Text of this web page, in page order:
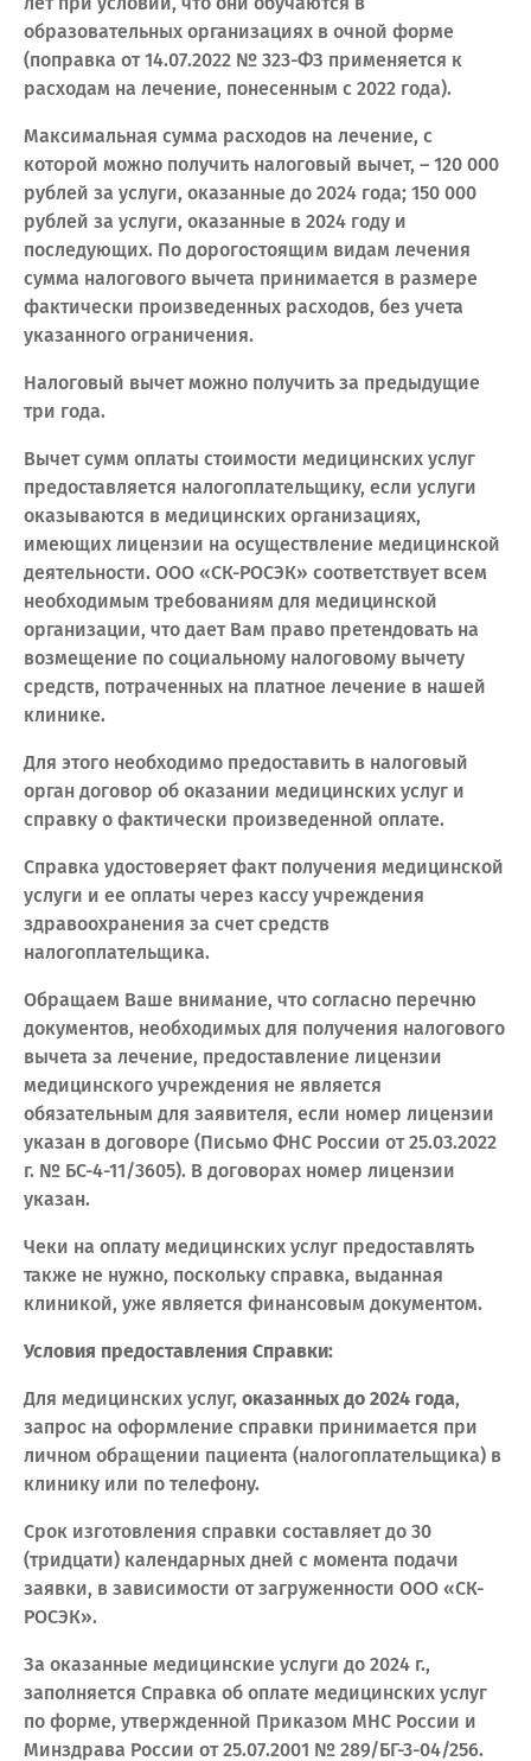
образовательных организациях в очной форме
(поправка от 14.07.2022 № 323-ФЗ применяется к
расходам на лечение, понесенным с 2022 года).
Максимальная сумма расходов на лечение, с
которой можно получить налоговый вычет, – 120 000
рублей за услуги, оказанные до 2024 года; 150 000
рублей за услуги, оказанные в 2024 году и
последующих. По дорогостоящим видам лечения
сумма налогового вычета принимается в размере
фактически произведенных расходов, без учета
указанного ограничения.
Налоговый вычет можно получить за предыдущие
три года.
Вычет сумм оплаты стоимости медицинских услуг
предоставляется налогоплательщику, если услуги
оказываются в медицинских организациях,
имеющих лицензии на осуществление медицинской
деятельности. ООО «СК-РОСЭК» соответствует всем
необходимым требованиям для медицинской
организации, что дает Вам право претендовать на
возмещение по социальному налоговому вычету
средств, потраченных на платное лечение в нашей
клинике.
Для этого необходимо предоставить в налоговый
орган договор об оказании медицинских услуг и
справку о фактически произведенной оплате.
Справка удостоверяет факт получения медицинской
услуги и ее оплаты через кассу учреждения
здравоохранения за счет средств
налогоплательщика.
Обращаем Ваше внимание, что согласно перечню
документов, необходимых для получения налогового
вычета за лечение, предоставление лицензии
медицинского учреждения не является
обязательным для заявителя, если номер лицензии
указан в договоре (Письмо ФНС России от 25.03.2022
г. № БС-4-11/3605). В договорах номер лицензии
указан.
Чеки на оплату медицинских услуг предоставлять
также не нужно, поскольку справка, выданная
клиникой, уже является финансовым документом.
Условия предоставления Справки:
Для медицинских услуг, оказанных до 2024 года,
запрос на оформление справки принимается при
личном обращении пациента (налогоплательщика) в
клинику или по телефону.
Срок изготовления справки составляет до 30
(тридцати) календарных дней с момента подачи
заявки, в зависимости от загруженности ООО «СК-
РОСЭК».
За оказанные медицинские услуги до 2024 г.,
заполняется Справка об оплате медицинских услуг
по форме, утвержденной Приказом МНС России и
Минздрава России от 25.07.2001 № 289/БГ-3-04/256.